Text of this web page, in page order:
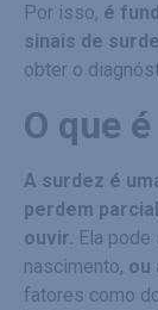
Por isso, é
sinais de
obter o
O que
A surdez é
perdem
ouvir. Ela pode
nascimento, ou
fatores como